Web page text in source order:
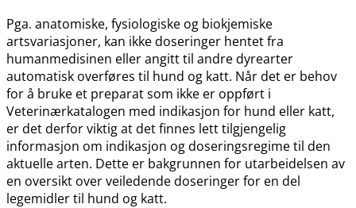
Pga. anatomiske, fysiologiske og biokjemiske
artsvariasjoner, kan ikke doseringer hentet fra
humanmedisinen eller angitt til andre dyrearter
automatisk overføres til hund og katt. Når det er behov
for å bruke et preparat som ikke er oppført i
Veterinærkatalogen med indikasjon for hund eller katt,
er det derfor viktig at det finnes lett tilgjengelig
informasjon om indikasjon og doseringsregime til den
aktuelle arten. Dette er bakgrunnen for utarbeidelsen av
en oversikt over veiledende doseringer for en del
legemidler til hund og katt.